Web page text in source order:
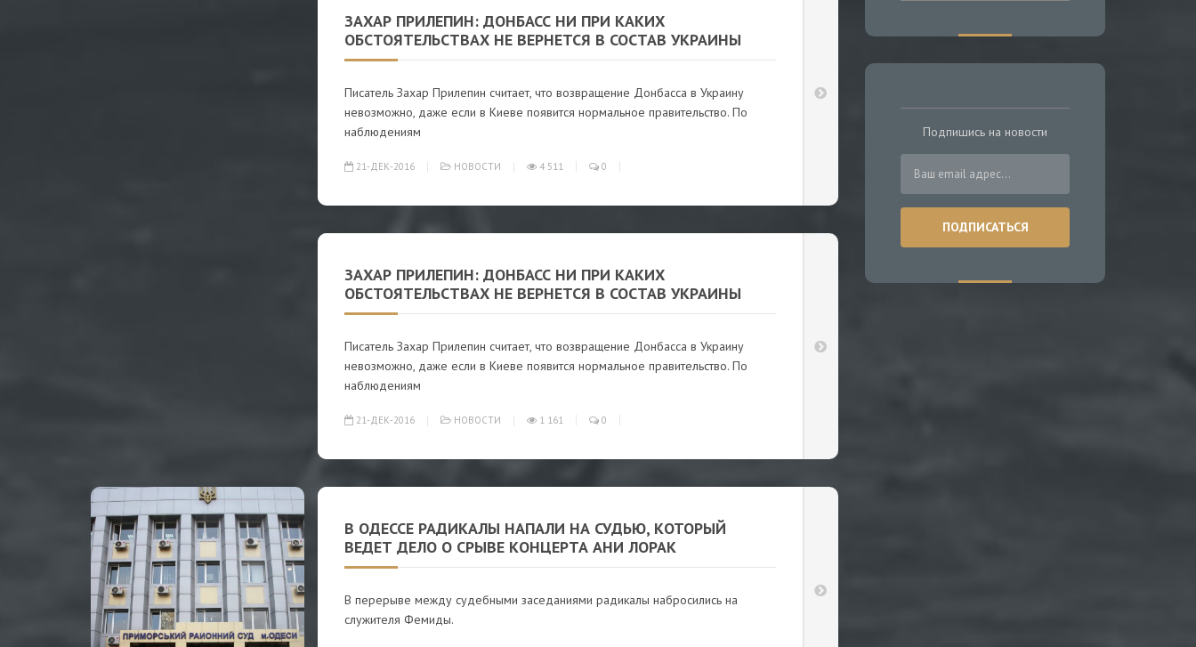
ЗАХАР ПРИЛЕПИН: ДОНБАСС НИ ПРИ КАКИХ
ОБСТОЯТЕЛЬСТВАХ НЕ ВЕРНЕТСЯ В СОСТАВ УКРАИНЫ
Писатель Захар Прилепин считает, что возвращение Донбасса в Украину
невозможно, даже если в Киеве появится нормальное правительство. По
наблюдениям
21-ДЕК-2016 НОВОСТИ 4 511 0
ЗАХАР ПРИЛЕПИН: ДОНБАСС НИ ПРИ КАКИХ
ОБСТОЯТЕЛЬСТВАХ НЕ ВЕРНЕТСЯ В СОСТАВ УКРАИНЫ
Писатель Захар Прилепин считает, что возвращение Донбасса в Украину
невозможно, даже если в Киеве появится нормальное правительство. По
наблюдениям
21-ДЕК-2016 НОВОСТИ 1 161 0
В ОДЕССЕ РАДИКАЛЫ НАПАЛИ НА СУДЬЮ, КОТОРЫЙ
ВЕДЕТ ДЕЛО О СРЫВЕ КОНЦЕРТА АНИ ЛОРАК
В перерыве между судебными заседаниями радикалы набросились на
служителя Фемиды.
Подпишись на новости